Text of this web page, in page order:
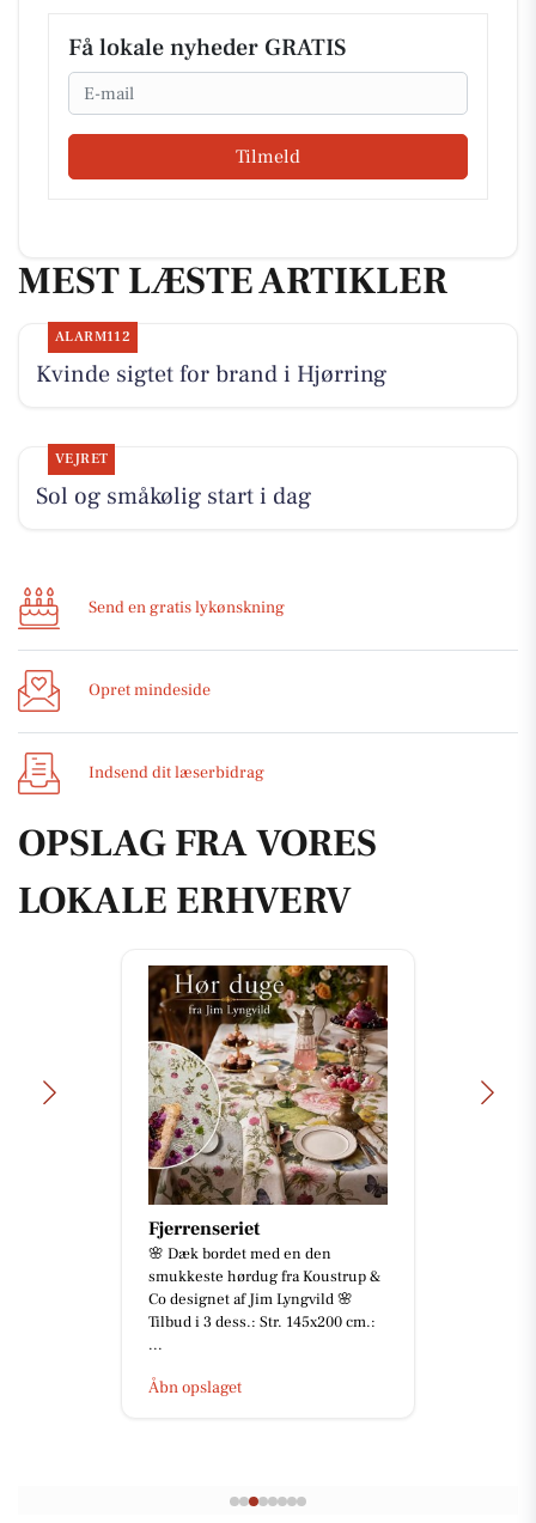
Få lokale nyheder GRATIS
Email
Tilmeld
MEST LÆSTE ARTIKLER
ALARM112
Kvinde sigtet for brand i Hjørring
VEJRET
Sol og småkølig start i dag
Send en gratis lykønskning
Opret mindeside
Indsend dit læserbidrag
OPSLAG FRA VORES
LOKALE ERHVERV
Fjerrenseriet
🌸 Dæk bordet med en den
smukkeste hørdug fra Koustrup &
Co designet af Jim Lyngvild 🌸
Tilbud i 3 dess.: Str. 145x200 cm.:
...
Åbn opslaget